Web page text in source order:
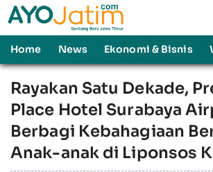
Home News Ekonomi & Bisnis
Rayakan Satu Dekade,
Place Hotel Surabaya
Berbagi Kebahagiaan
Anak-anak di Liponsos